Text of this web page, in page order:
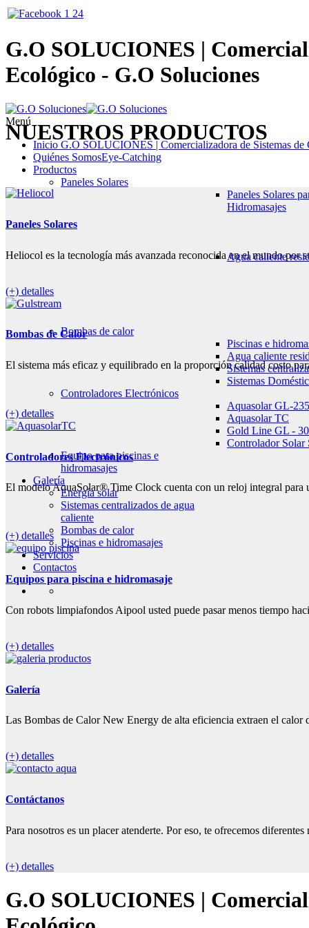
G.O SOLUCIONES |
Ecológico - G.O Soluciones
Menú
Inicio G.O SOLUCIONES | Comercializadora de Sistemas de
Quiénes SomosEye-Catching
Productos
Paneles Solares
Paneles Solares
Hidromasajes
Agua caliente
Bombas de calor
Piscinas e
Agua caliente
Sistemas
Sistemas
Controladores Electrónicos
Aquasolar GL-235
Aquasolar TC
Gold Line GL - 30
Controlador Solar
Equipo para piscinas e
hidromasajes
Galería
Energía solar
Sistemas centralizados de agua
caliente
Bombas de calor
Piscinas e hidromasajes
Servicios
Contactos
NUESTROS PRODUCTOS
Paneles Solares
Heliocol es la tecnología más avanzada reconocida en el mundo por
(+) detalles
Bombas de Calor
El sistema más eficaz y equilibrado en la proporción
(+) detalles
Controladores Electrónicos
El modelo AquaSolar® Time Clock cuenta con un reloj
(+) detalles
Equipos para piscina e hidromasaje
Con robots limpiafondos Aipool usted
(+) detalles
Galería
Las Bombas de Calor New Energy de alta eficiencia extraen el
(+) detalles
Contáctanos
Para nosotros es un placer atenderte. Por eso, te ofrecemos
(+) detalles
G.O SOLUCIONES |